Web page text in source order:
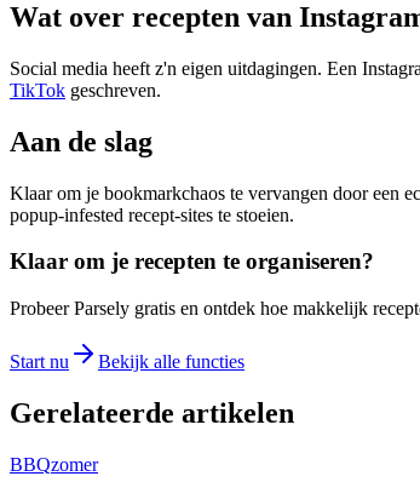
Wat over recepten van
Social media heeft z'n eigen uitdagingen. Een
TikTok geschreven.
Aan de slag
Klaar om je bookmarkchaos te vervangen door een
popup-infested recept-sites te stoeien.
Klaar om je recepten te organiseren?
Probeer Parsely gratis en ontdek hoe makkelijk
Start nu Bekijk alle functies
Gerelateerde artikelen
BBQzomer